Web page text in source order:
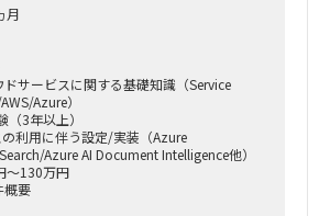
月
サービスに関する基礎知識（Service
Azure）
（3年以上）
の利用に伴う設定/実装（Azure
Azure AI Document Intelligence他）
～130万円
要